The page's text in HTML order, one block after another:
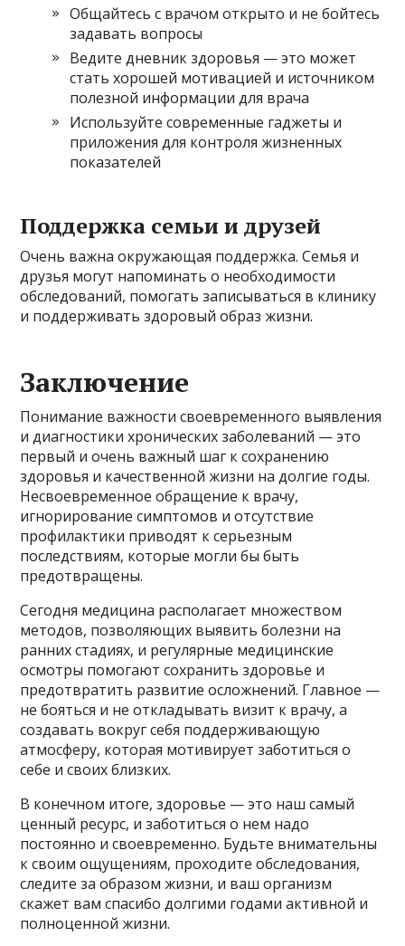
Общайтесь с врачом открыто и не бойтесь
задавать вопросы
Ведите дневник здоровья — это может
стать хорошей мотивацией и источником
полезной информации для врача
Используйте современные гаджеты и
приложения для контроля жизненных
показателей
Поддержка семьи и друзей
Очень важна окружающая поддержка. Семья и
друзья могут напоминать о необходимости
обследований, помогать записываться в клинику
и поддерживать здоровый образ жизни.
Заключение
Понимание важности своевременного выявления
и диагностики хронических заболеваний — это
первый и очень важный шаг к сохранению
здоровья и качественной жизни на долгие годы.
Несвоевременное обращение к врачу,
игнорирование симптомов и отсутствие
профилактики приводят к серьезным
последствиям, которые могли бы быть
предотвращены.
Сегодня медицина располагает множеством
методов, позволяющих выявить болезни на
ранних стадиях, и регулярные медицинские
осмотры помогают сохранить здоровье и
предотвратить развитие осложнений. Главное —
не бояться и не откладывать визит к врачу, а
создавать вокруг себя поддерживающую
атмосферу, которая мотивирует заботиться о
себе и своих близких.
В конечном итоге, здоровье — это наш самый
ценный ресурс, и заботиться о нем надо
постоянно и своевременно. Будьте внимательны
к своим ощущениям, проходите обследования,
следите за образом жизни, и ваш организм
скажет вам спасибо долгими годами активной и
полноценной жизни.